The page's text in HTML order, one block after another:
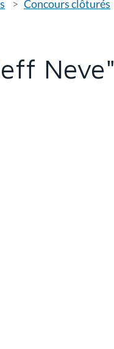
Concours clôturés
Neve"